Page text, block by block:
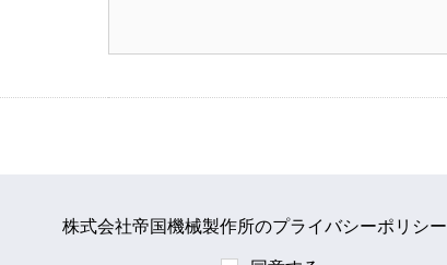
株式会社帝国機械製作所のプライバシーポリシー